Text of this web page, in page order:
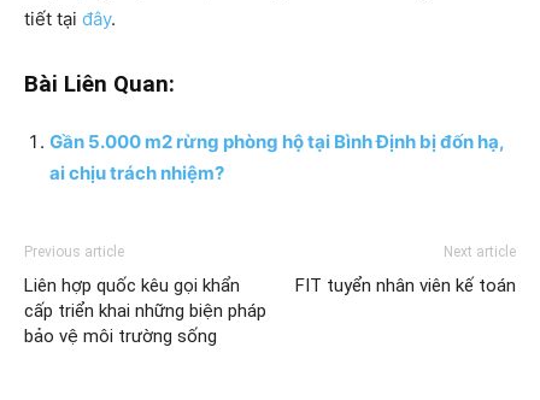
tiết tại đây.
Bài Liên Quan:
Gần 5.000 m2 rừng phòng hộ tại Bình Định bị đốn hạ,
ai chịu trách nhiệm?
Previous article
Liên hợp quốc kêu gọi khẩn
cấp triển khai những biện pháp
bảo vệ môi trường sống
Next article
FIT tuyển nhân viên kế toán